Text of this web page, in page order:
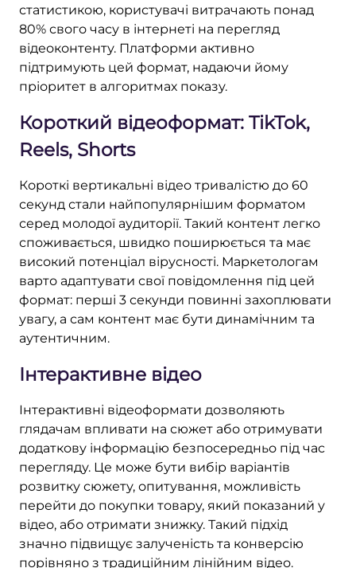
статистикою, користувачі витрачають понад
80% свого часу в інтернеті на перегляд
відеоконтенту. Платформи активно
підтримують цей формат, надаючи йому
пріоритет в алгоритмах показу.
Короткий відеоформат: TikTok,
Reels, Shorts
Короткі вертикальні відео тривалістю до 60
секунд стали найпопулярнішим форматом
серед молодої аудиторії. Такий контент легко
споживається, швидко поширюється та має
високий потенціал вірусності. Маркетологам
варто адаптувати свої повідомлення під цей
формат: перші 3 секунди повинні захоплювати
увагу, а сам контент має бути динамічним та
аутентичним.
Інтерактивне відео
Інтерактивні відеоформати дозволяють
глядачам впливати на сюжет або отримувати
додаткову інформацію безпосередньо під час
перегляду. Це може бути вибір варіантів
розвитку сюжету, опитування, можливість
перейти до покупки товару, який показаний у
відео, або отримати знижку. Такий підхід
значно підвищує залученість та конверсію
порівняно з традиційним лінійним відео.